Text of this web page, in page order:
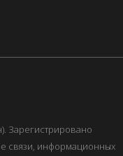
Зарегистрировано
связи, информационных